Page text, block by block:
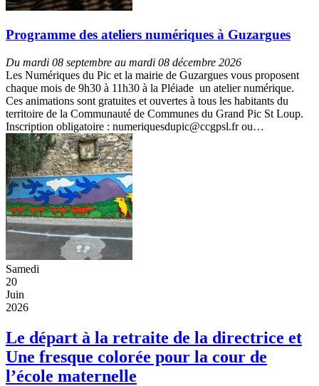
Programme des ateliers numériques à Guzargues
Du mardi 08 septembre au mardi 08 décembre 2026
Les Numériques du Pic et la mairie de Guzargues vous proposent
chaque mois de 9h30 à 11h30 à la Pléiade un atelier numérique.
Ces animations sont gratuites et ouvertes à tous les habitants du
territoire de la Communauté de Communes du Grand Pic St Loup.
Inscription obligatoire : numeriquesdupic@ccgpsl.fr ou…
Samedi
20
Juin
2026
Le départ à la retraite de la directrice et
Une fresque colorée pour la cour de
l’école maternelle